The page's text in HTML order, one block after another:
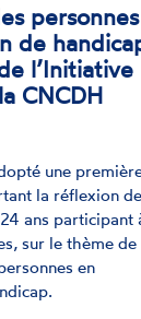
:
relative à
de la
des
situation
(D - 2024 -